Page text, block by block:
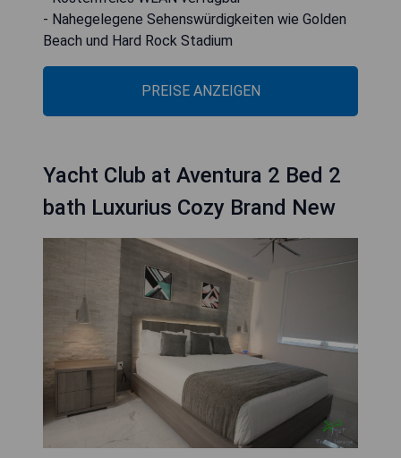
- Nahegelegene Sehenswürdigkeiten wie Golden
Beach und Hard Rock Stadium
PREISE ANZEIGEN
Yacht Club at Aventura 2 Bed 2
bath Luxurius Cozy Brand New